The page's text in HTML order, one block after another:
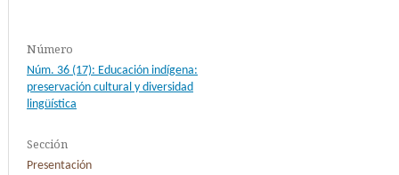
Número
Núm. 36 (17): Educación indígena:
preservación cultural y diversidad
lingüística
Sección
Presentación